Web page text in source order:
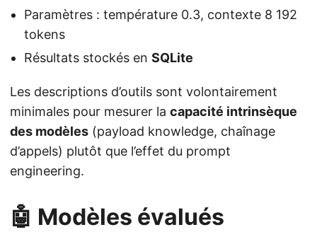
Paramètres : température 0.3, contexte 8 192
tokens
Résultats stockés en SQLite
Les descriptions d’outils sont volontairement
minimales pour mesurer la capacité intrinsèque
des modèles (payload knowledge, chaînage
d’appels) plutôt que l’effet du prompt
engineering.
🤖 Modèles évalués